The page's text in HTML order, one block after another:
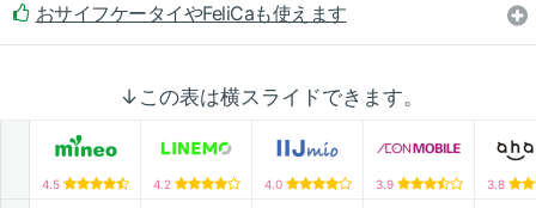
おサイフケータイやFeliCaも使えます
↓この表は横スライドできます。
4.5 4.2 4.0 3.9 3.8